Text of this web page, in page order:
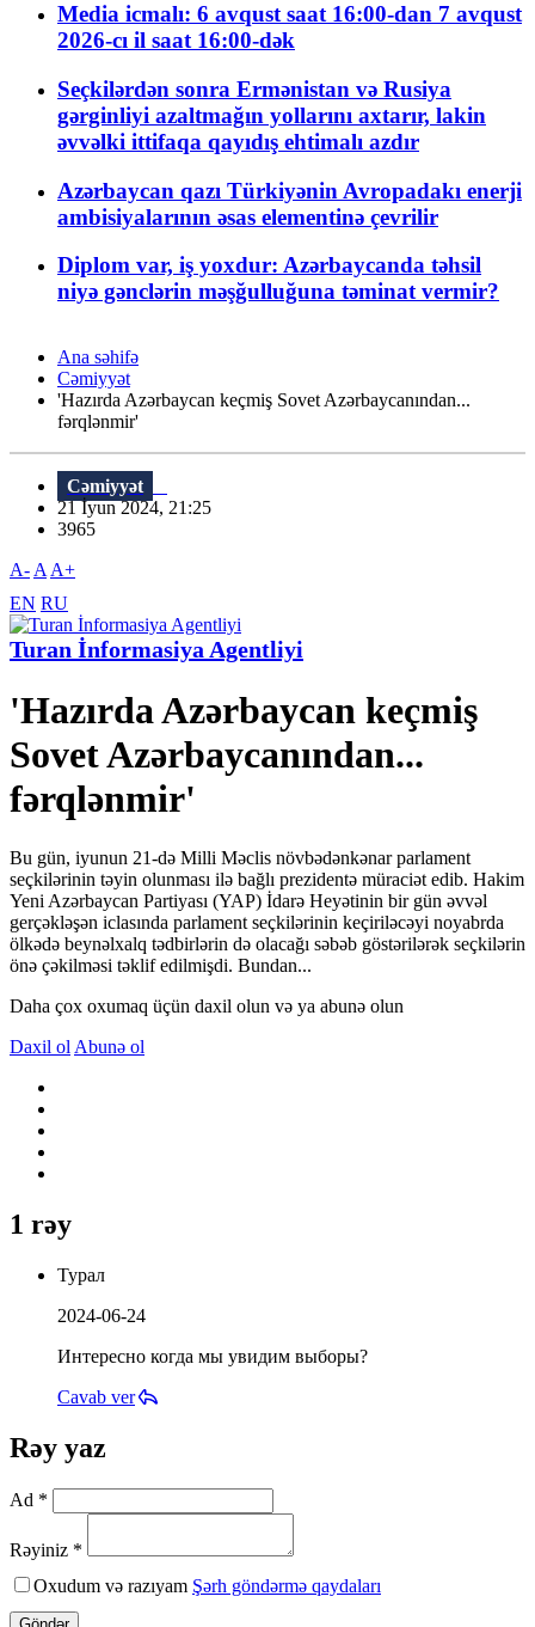
Media icmalı: 6 avqust saat 16:00-dan 7 avqust
2026-cı il saat 16:00-dək
Seçkilərdən sonra Ermənistan və Rusiya
gərginliyi azaltmağın yollarını axtarır, lakin
əvvəlki ittifaqa qayıdış ehtimalı azdır
Azərbaycan qazı Türkiyənin Avropadakı enerji
ambisiyalarının əsas elementinə çevrilir
Diplom var, iş yoxdur: Azərbaycanda təhsil
niyə gənclərin məşğulluğuna təminat vermir?
Ana səhifə
Cəmiyyət
'Hazırda Azərbaycan keçmiş Sovet Azərbaycanından...
fərqlənmir'
Cəmiyyət
21 İyun 2024, 21:25
3965
A- A A+
EN RU
Turan İnformasiya Agentliyi
'Hazırda Azərbaycan keçmiş
Sovet Azərbaycanından...
fərqlənmir'
Bu gün, iyunun 21-də Milli Məclis növbədənkənar parlament
seçkilərinin təyin olunması ilə bağlı prezidentə müraciət edib. Hakim
Yeni Azərbaycan Partiyası (YAP) İdarə Heyətinin bir gün əvvəl
gerçəkləşən iclasında parlament seçkilərinin keçiriləcəyi noyabrda
ölkədə beynəlxalq tədbirlərin də olacağı səbəb göstərilərək seçkilərin
önə çəkilməsi təklif edilmişdi. Bundan...
Daha çox oxumaq üçün daxil olun və ya abunə olun
Daxil ol Abunə ol
1 rəy
Турал
2024-06-24
Интересно когда мы увидим выборы?
Cavab ver
Rəy yaz
Ad *
Rəyiniz *
Oxudum və razıyam Şərh göndərmə qaydaları